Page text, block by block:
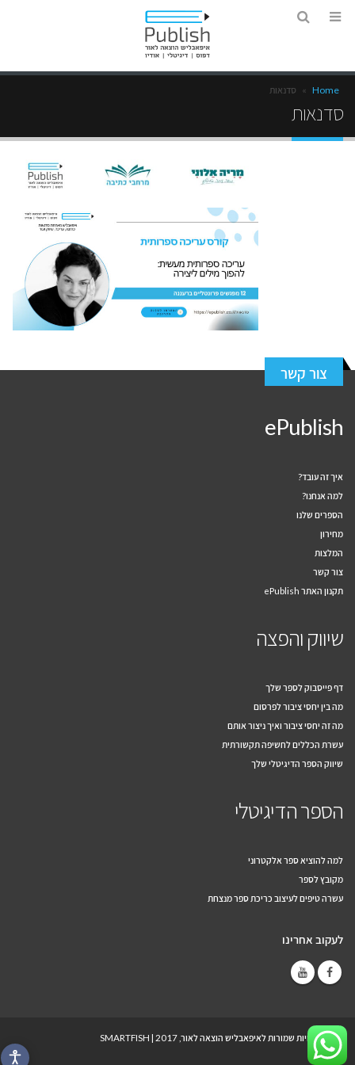
Home
» סדנאות
סדנאות
צור קשר
ePublish
איך זה עובד?
למה אנחנו?
הספרים שלנו
מחירון
המלצות
צור קשר
תקנון האתר ePublish
שיווק והפצה
דף פייסבוק לספר שלך
מה בין יחסי ציבור לפרסום
מה זה יחסי ציבור ואיך ניצור אותם
עשרת הכללים לחשיפה תקשורתית
שיווק הספר הדיגיטלי שלך
הספר הדיגיטלי
למה להוציא ספר אלקטרוני
מקובץ לספר
עשרה טיפים לעיצוב כריכת ספר מנצחת
לעקוב אחרינו
© כל הזכויות שמורות לאיפאבליש הוצאה לאור, 2017 | SMARTFISH